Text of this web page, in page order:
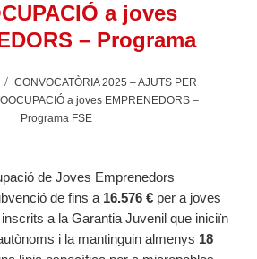
a joves
– Programa
CONVOCATÒRIA 2025 – AJUTS PER
a joves EMPRENEDORS –
Programa FSE
de Joves Emprenedors
de fins a 16.576 € per a joves
inscrits a la Garantia Juvenil que iniciïn
i la mantinguin almenys 18